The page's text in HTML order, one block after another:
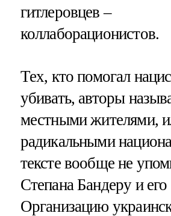
гитлеровцев –
коллаборационистов.
Тех, кто помогал
убивать, авторы
местными жителями,
радикальными
тексте вообще не
Степана Бандеру и его
Организацию